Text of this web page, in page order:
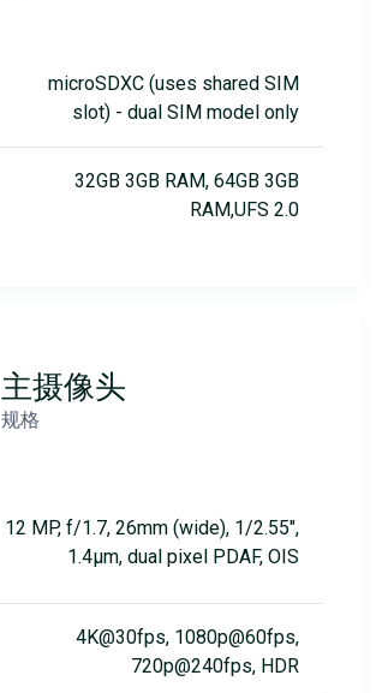
microSDXC (uses shared SIM
slot) - dual SIM model only
32GB 3GB RAM, 64GB 3GB
RAM,UFS 2.0
主摄像头
规格
12 MP, f/1.7, 26mm (wide), 1/2.55",
1.4µm, dual pixel PDAF, OIS
4K@30fps, 1080p@60fps,
720p@240fps, HDR